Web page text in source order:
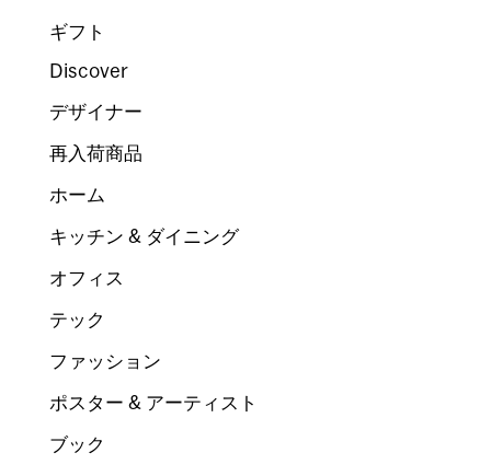
ギフト
Discover
デザイナー
再入荷商品
ホーム
キッチン & ダイニング
オフィス
テック
ファッション
ポスター & アーティスト
ブック